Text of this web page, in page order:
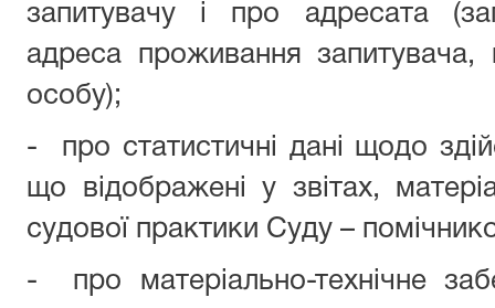
запитувачу і про адресата
адреса проживання запитувача,
особу);
-
про статистичні дані щодо
що відображені у звітах,
судової практики Суду –
-
про матеріально-технічне